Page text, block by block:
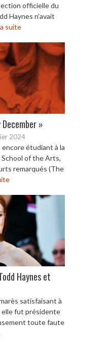
officielle du
Haynes n’avait
suite
»
2024
encore étudiant à la
of the Arts,
remarqués (The
Haynes et
satisfaisant à
elle fut présidente
toute faute